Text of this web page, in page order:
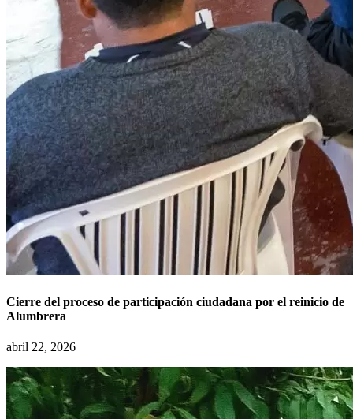
Cierre del proceso de participación ciudadana por el reinicio de
Alumbrera
abril 22, 2026